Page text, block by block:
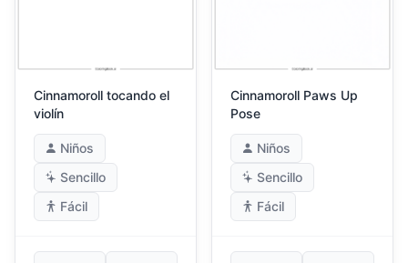
Cinnamoroll tocando el
violín
Niños
Sencillo
Fácil
Cinnamoroll Paws Up
Pose
Niños
Sencillo
Fácil